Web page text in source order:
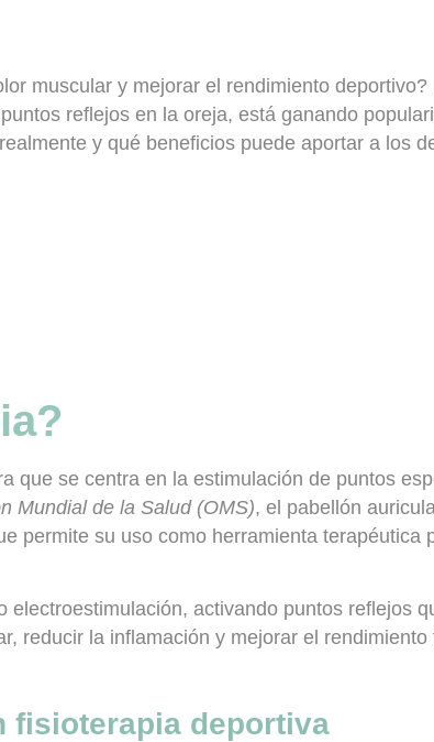
muscular y mejorar el rendimiento deportivo?
reflejos en la oreja, está ganando
y qué beneficios puede aportar a los
que se centra en la estimulación de puntos
Mundial de la Salud (OMS), el pabellón
permite su uso como herramienta terapéutica
electroestimulación, activando puntos reflejos
reducir la inflamación y mejorar el rendimiento
fisioterapia deportiva